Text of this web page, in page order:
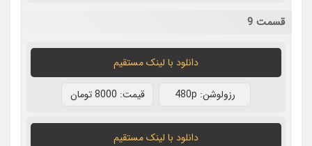
قسمت 9
دانلود با لينک مستقيم
رزولوشن: 480p قيمت: 8000 تومان
دانلود با لينک مستقيم